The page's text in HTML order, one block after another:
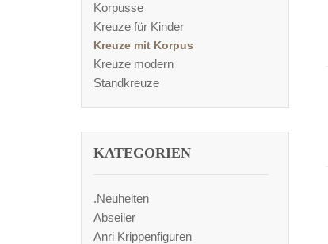
Korpusse
Kreuze für Kinder
Kreuze mit Korpus
Kreuze modern
Standkreuze
KATEGORIEN
.Neuheiten
Abseiler
Anri Krippenfiguren